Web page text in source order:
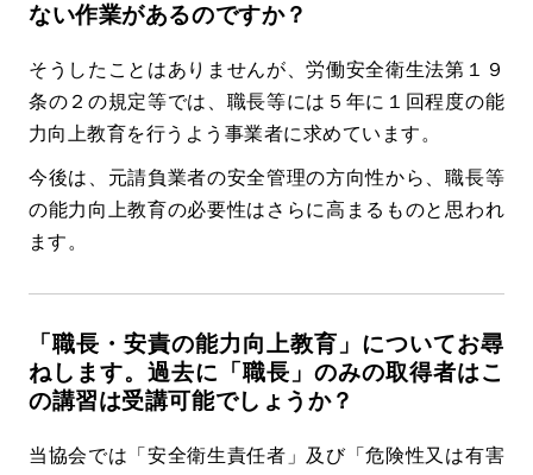
ない作業があるのですか？
そうしたことはありませんが、労働安全衛生法第１９
条の２の規定等では、職長等には５年に１回程度の能
力向上教育を行うよう事業者に求めています。
今後は、元請負業者の安全管理の方向性から、職長等
の能力向上教育の必要性はさらに高まるものと思われ
ます。
「職長・安責の能力向上教育」についてお尋
ねします。過去に「職長」のみの取得者はこ
の講習は受講可能でしょうか？
当協会では「安全衛生責任者」及び「危険性又は有害